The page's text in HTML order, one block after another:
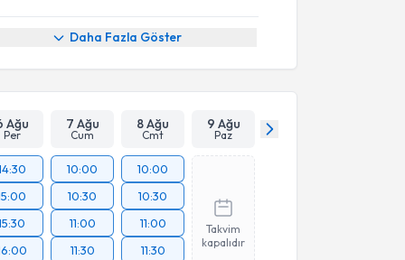
Daha Fazla Göster
Ağu
Per
7 Ağu
Cum
8 Ağu
Cmt
9 Ağu
Paz
10:00
10:30
11:00
11:30
10:00
10:30
11:00
11:30
Takvim
kapalıdır